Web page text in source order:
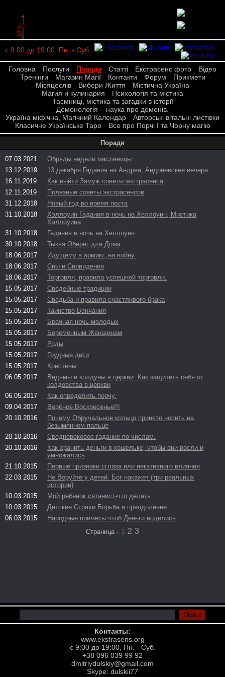
с 9:00 до 19:00, Пн. - Суб.
Головна Послуги Поради Статті Екстрасенс фото
Відео
Тренінги
Магазин Магії Контакти Форум
Прикмети
Місяцеслів
Вибери Життя
Містична Україна
Магия и кулинария
Психологія та містика
Таємниці, містика та загадки в історії
Демонологія – наука про демонів.
Україна міфічна, Магічний Календар
Авторські вітальні листівки
Класичне Українське Таро
Все про Порчі І та Чорну магію
Поради
07.03.2021
Обряды недели масленицы
13.12.2019
13 декабря Гадания на Андрея, Андреевские вечера
16.11.2019
Как выйти Замуж советы экстрасенса
12.11.2019
Полезные советы экстрасенсов
31.12.2018
Новый год во время поста
31.10.2018
Хэллоуин Гадания в ночь на Хеллоуин, Мистика
Хэллоуина
31.10.2018
Гадания в ночь на Хеллоуин
30.10.2018
Тыква Оберег для Дома
18.06.2017
Идущему в армию, на войну.
18.06.2017
Сны и Сновидения
18.06.2017
Торговля, правила успешной торговли.
15.05.2017
Свадебные традиции
15.05.2017
Свадьба и правила счастливого брака
15.05.2017
Таинство Венчания
15.05.2017
Брачная ночь молодых
15.05.2017
Беременным Женщинам
15.05.2017
Роды
15.05.2017
Грудные дети
15.05.2017
Крестины
06.05.2017
Ведьмы и колдуны в церкви. Как защитить себя от
колдовства в церкви
06.05.2017
Как определить порчу.
09.04.2017
Вербное Воскресенье!!!
20.10.2016
Почему Обручальное кольцо принято носить на
безымянном пальце
20.10.2016
Средневековое гадание по числам.
20.10.2016
Как хранить деньги в кошельке, чтобы они росли и
умножались
21.10.2015
Первые признаки сглаза или негативного влияния
22.03.2015
Не Воруйте у детей. Бог накажет (три реальных
истории)
10.03.2015
Мой ребенок сатанист-что делать
10.03.2015
Детские Страхи Борьба и преодоление
06.03.2015
Народные приметы чтоб Деньги водились
Страница - 1 2 3
Контакты:
www.ekstrasens.org
с 9:00 до 19:00, Пн. - Суб.
+38 096 039 99 92
dmitriydulskiy@gmail.com
Skype: dulskii77